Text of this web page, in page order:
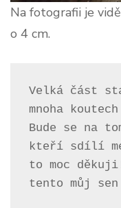
Na fotografii je
o 4 cm.
Velká část
mnoha
Bude se na
kteří sdílí
to moc
tento můj